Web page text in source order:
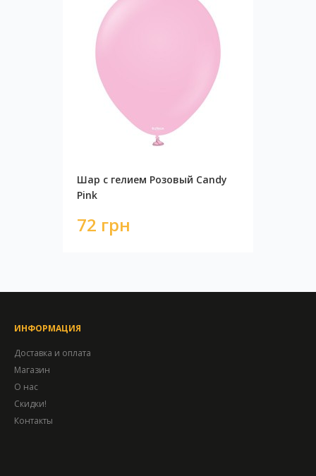
Шар с гелием Розовый Candy
Pink
72 грн
ИНФОРМАЦИЯ
Доставка и оплата
Магазин
О нас
Скидки!
Контакты